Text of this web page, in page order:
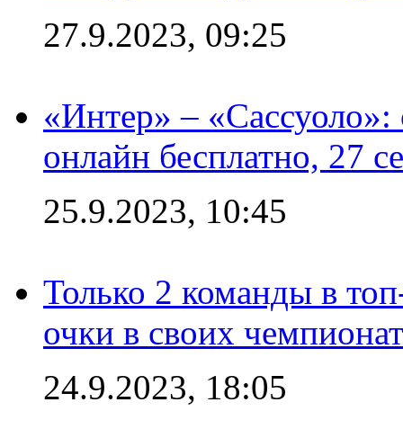
27.9.2023, 09:25
«Интер» –
онлайн бесплатно, 27
25.9.2023, 10:45
Только 2 команды в
очки в своих
24.9.2023, 18:05